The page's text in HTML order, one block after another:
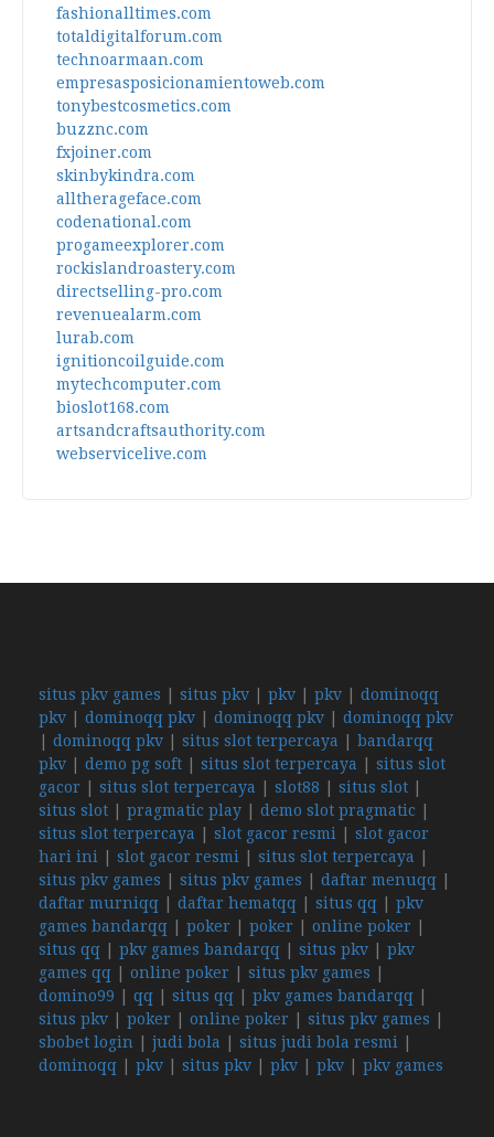
fashionalltimes.com
totaldigitalforum.com
technoarmaan.com
empresasposicionamientoweb.com
tonybestcosmetics.com
buzznc.com
fxjoiner.com
skinbykindra.com
alltherageface.com
codenational.com
progameexplorer.com
rockislandroastery.com
directselling-pro.com
revenuealarm.com
lurab.com
ignitioncoilguide.com
mytechcomputer.com
bioslot168.com
artsandcraftsauthority.com
webservicelive.com
situs pkv games situs pkv pkv pkv
dominoqq
pkv
dominoqq pkv dominoqq pkv
dominoqq pkv
dominoqq pkv situs slot terpercaya
bandarqq
pkv
demo pg soft situs slot terpercaya
situs slot
gacor
situs slot terpercaya slot88 situs slot
situs slot
pragmatic play demo slot pragmatic
situs slot terpercaya
slot gacor resmi
slot gacor
hari ini
slot gacor resmi situs slot terpercaya
situs pkv games
situs pkv games daftar menuqq
daftar murniqq
daftar hematqq situs qq
pkv
games bandarqq
poker poker online poker
situs qq
pkv games bandarqq situs pkv
pkv
games qq
online poker situs pkv games
domino99
qq situs qq pkv games bandarqq
situs pkv
poker online poker situs pkv games
sbobet login
judi bola situs judi bola resmi
dominoqq
pkv situs pkv pkv pkv pkv games